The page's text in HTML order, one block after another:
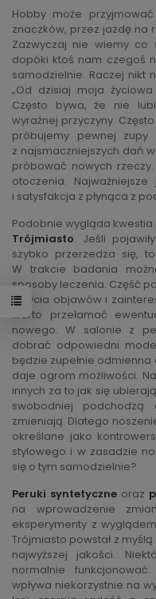
Hobby może
znaczków, przez jazdę na
Zazwyczaj nie wiemy co
dopóki ktoś nam czegoś
samodzielnie. Raczej nikt
„Od dzisiaj moja
Często bywa, że nie
wyraźnej przyczyny.
próbujemy pewnej
z najsmaczniejszych dań
próbować nowych
otoczenia.
i satysfakcja z płynąca z
Podobnie wygląda
Trójmiasto. Jeśli
szybko przerzedza się,
W trakcie badania
sposoby leczenia. Część
ukrycia objawów i
warto przełamać
nowego. W salonie z
dobrać odpowiedni
będzie zupełnie
daje ogrom możliwości.
innych za to jak się
swobodniej podchodzą
zmieniają. Dlatego
określane jako
stylowego i w zasadzie
się o tym samodzielnie?
Peruki syntetyczne oraz
na wprowadzenie
eksperymenty z
Trójmiasto powstał z
najwyższej jakości.
normalnie
wpływa niekorzystnie na